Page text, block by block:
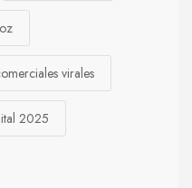
virales
2025